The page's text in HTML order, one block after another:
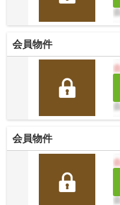
会員物件
会員物件